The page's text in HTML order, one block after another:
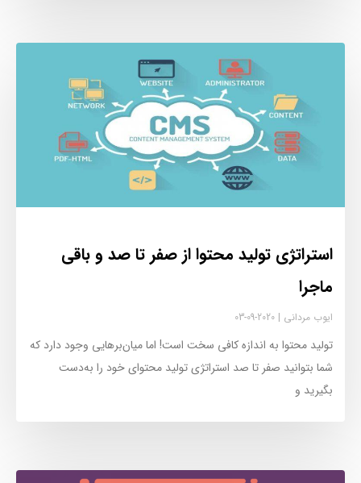
استراتژی تولید محتوا از صفر تا صد و باقی
ماجرا
ایوب مردانی
تولید محتوا به اندازه کافی سخت است! اما میان‌برهایی وجود دارد که
شما بتوانید صفر تا صد استراتژی تولید محتوای خود را به‌دست
بگیرید و